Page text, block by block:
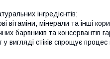
інгредієнтів;
вітаміни, мінерали та інші
барвників та консервантів
вигляді стіків спрощує